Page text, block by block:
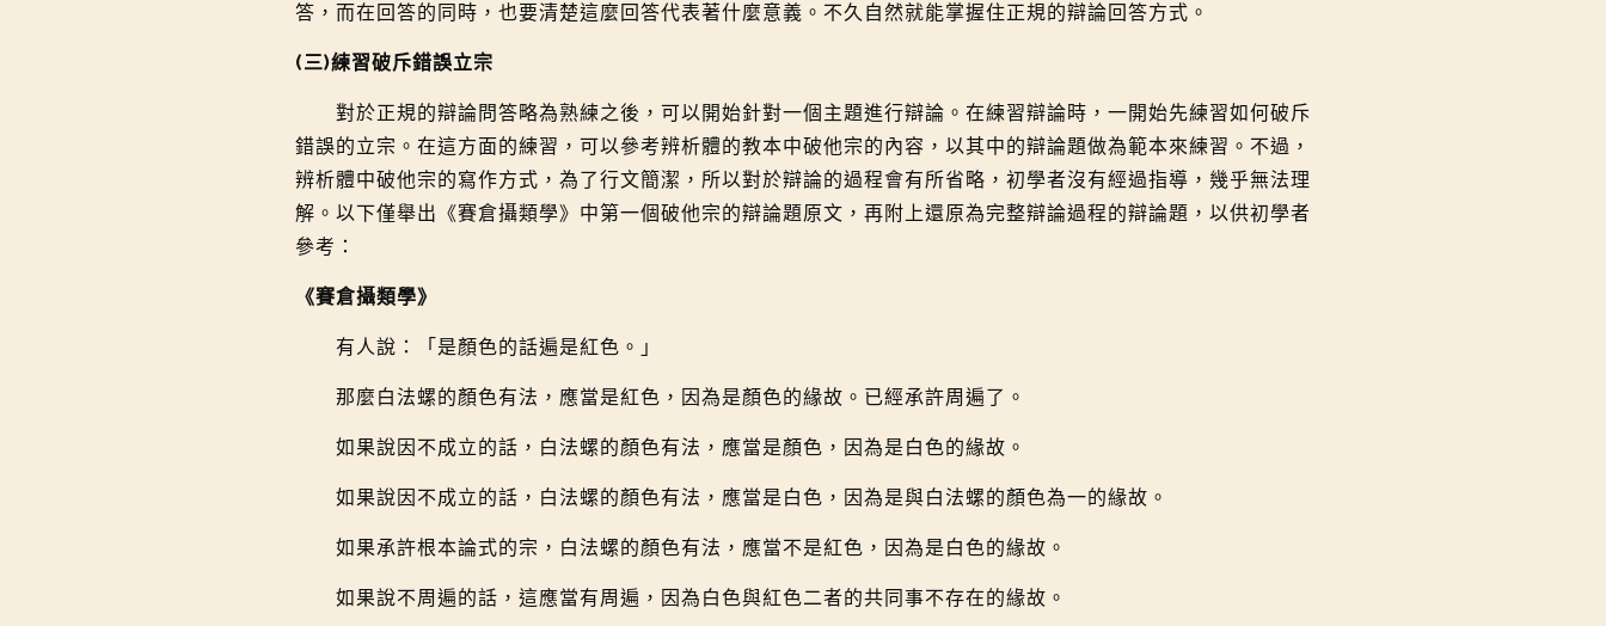
答，而在回答的同時，也要清楚這麼回答代表著什麼意義。不久自然就能掌握住正規的辯論回答方式。
(三)練習破斥錯誤立宗
對於正規的辯論問答略為熟練之後，可以開始針對一個主題進行辯論。在練習辯論時，一開始先練習如何破斥
錯誤的立宗。在這方面的練習，可以參考辨析體的教本中破他宗的內容，以其中的辯論題做為範本來練習。不過，
辨析體中破他宗的寫作方式，為了行文簡潔，所以對於辯論的過程會有所省略，初學者沒有經過指導，幾乎無法理
解。以下僅舉出《賽倉攝類學》中第一個破他宗的辯論題原文，再附上還原為完整辯論過程的辯論題，以供初學者
參考：
《賽倉攝類學》
有人說：「是顏色的話遍是紅色。」
那麼白法螺的顏色有法，應當是紅色，因為是顏色的緣故。已經承許周遍了。
如果說因不成立的話，白法螺的顏色有法，應當是顏色，因為是白色的緣故。
如果說因不成立的話，白法螺的顏色有法，應當是白色，因為是與白法螺的顏色為一的緣故。
如果承許根本論式的宗，白法螺的顏色有法，應當不是紅色，因為是白色的緣故。
如果說不周遍的話，這應當有周遍，因為白色與紅色二者的共同事不存在的緣故。